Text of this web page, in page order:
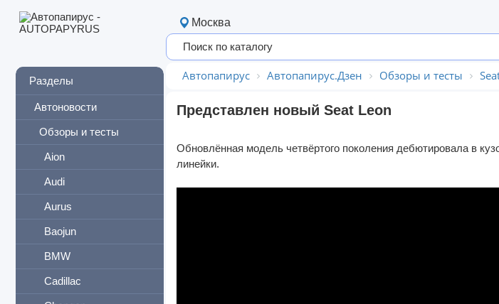
Разделы
Автоновости
Обзоры и тесты
Aion
Audi
Aurus
Baojun
BMW
Cadillac
Москва
Автопапирус Автопапирус.Дзен Обзоры и тесты
Представлен новый Seat Leon
Обновлённая модель четвёртого поколения дебютировала в
линейки.